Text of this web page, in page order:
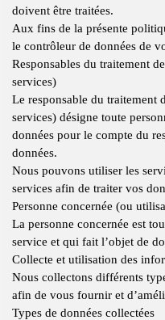
doivent être traitées.
Aux fins de la présente
le contrôleur de données de
Responsables du traitement
services)
Le responsable du traitement
services) désigne toute
données pour le compte du
données.
Nous pouvons utiliser les
services afin de traiter vos
Personne concernée (ou
La personne concernée est
service et qui fait l’objet de
Collecte et utilisation des
Nous collectons différents
afin de vous fournir et
Types de données collectées